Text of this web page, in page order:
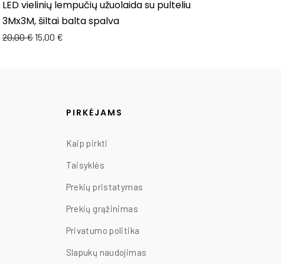
LED vielinių lempučių užuolaida su pulteliu
3Mx3M, šiltai balta spalva
20,00€15,00 €
PIRKĖJAMS
Kaip pirkti
Taisyklės
Prekių pristatymas
Prekių grąžinimas
Privatumo politika
Slapukų naudojimas